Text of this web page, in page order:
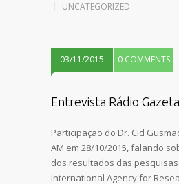
UNCATEGORIZED
03/11/2015 0 COMMENTS
Entrevista Rádio
Participação do Dr. Cid
AM em 28/10/2015, falando
dos resultados das
International Agency for